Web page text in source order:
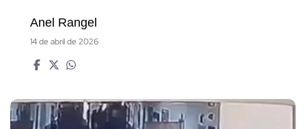
Anel Rangel
14 de abril de 2026